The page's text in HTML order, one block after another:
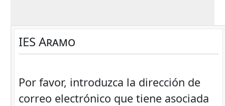
IES Aramo
Por favor, introduzca la dirección de
correo electrónico que tiene asociada